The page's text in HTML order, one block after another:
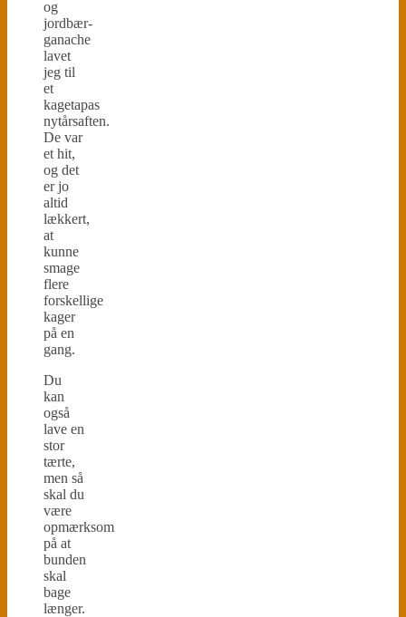
og
jordbær-
ganache
lavet
jeg til
et
kagetapas
nytårsaften.
De var
et hit,
og det
er jo
altid
lækkert,
at
kunne
smage
flere
forskellige
kager
på en
gang.
Du
kan
også
lave en
stor
tærte,
men så
skal du
være
opmærksom
på at
bunden
skal
bage
længer.